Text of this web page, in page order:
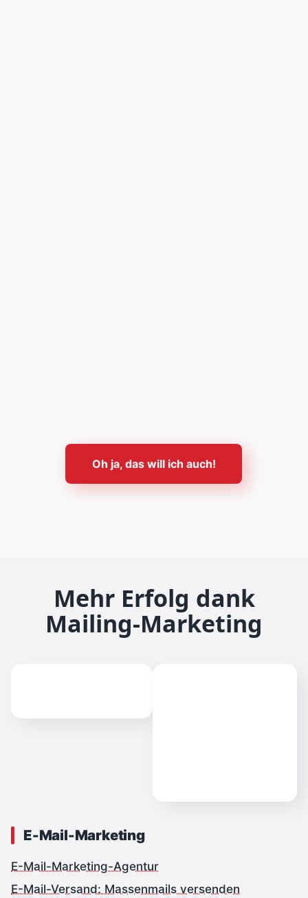
Oh ja, das will ich auch!
Mehr Erfolg dank
Mailing-Marketing
E-Mail-Marketing
E-Mail-Marketing-Agentur
E-Mail-Versand: Massenmails versenden